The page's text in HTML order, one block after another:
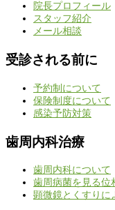
院長プロフィール
スタッフ紹介
メール相談
受診される前に
予約制について
保険制度について
感染予防対策
歯周内科治療
歯周内科について
歯周病菌を見る位
顕微鏡とくすりに